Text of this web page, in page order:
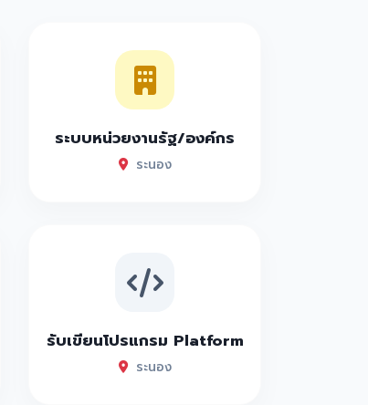
ระบบหน่วยงานรัฐ/องค์กร
ระนอง
รับเขียนโปรแกรม Platform
ระนอง